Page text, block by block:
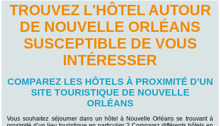
TROUVEZ L'HÔTEL AUTOUR
DE NOUVELLE ORLÉANS
SUSCEPTIBLE DE VOUS
INTÉRESSER
COMPAREZ LES HÔTELS À PROXIMITÉ D’UN
SITE TOURISTIQUE DE NOUVELLE
ORLÉANS
Vous souhaitez séjourner dans un hôtel à Nouvelle Orléans se trouvant à